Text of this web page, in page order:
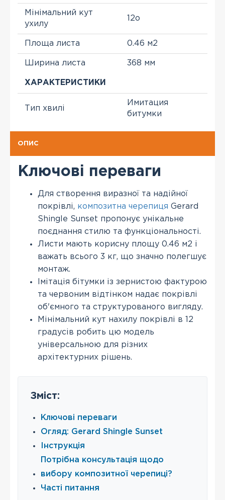
Мінімальний кут
ухилу
12о
Площа листа 0.46 м2
Ширина листа 368 мм
ХАРАКТЕРИСТИКИ
Тип хвилі
Имитация
битумки
ОПИС
Ключові переваги
Для створення виразної та надійної
покрівлі, композитна черепиця Gerard
Shingle Sunset пропонує унікальне
поєднання стилю та функціональності.
Листи мають корисну площу 0.46 м2 і
важать всього 3 кг, що значно полегшує
монтаж.
Імітація бітумки із зернистою фактурою
та червоним відтінком надає покрівлі
об'ємного та структурованого вигляду.
Мінімальний кут нахилу покрівлі в 12
градусів робить цю модель
універсальною для різних
архітектурних рішень.
Зміст:
Ключові переваги
Огляд: Gerard Shingle Sunset
Інструкція
Потрібна консультація щодо
вибору композитної черепиці?
Часті питання